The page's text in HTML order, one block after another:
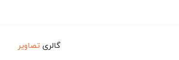
گالری تصاویر